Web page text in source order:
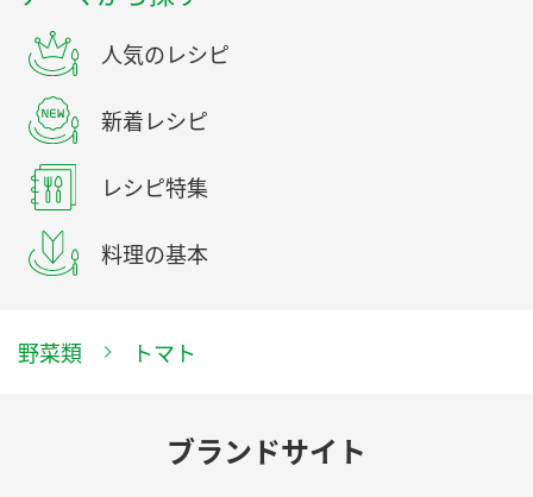
人気のレシピ
新着レシピ
レシピ特集
料理の基本
野菜類 トマト
ブランドサイト